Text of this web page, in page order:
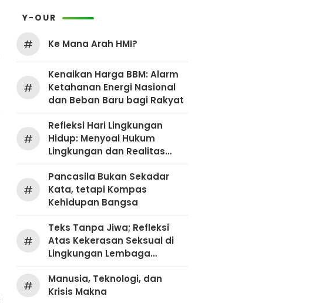
Y-OUR
# Ke Mana Arah HMI?
#
Kenaikan Harga BBM: Alarm
Ketahanan Energi Nasional
dan Beban Baru bagi Rakyat
#
Refleksi Hari Lingkungan
Hidup: Menyoal Hukum
Lingkungan dan Realitas
#
Pancasila Bukan Sekadar
Kata, tetapi Kompas
Kehidupan Bangsa
#
Teks Tanpa Jiwa; Refleksi
Atas Kekerasan Seksual di
Lingkungan Lembaga
#
Manusia, Teknologi, dan
Krisis Makna